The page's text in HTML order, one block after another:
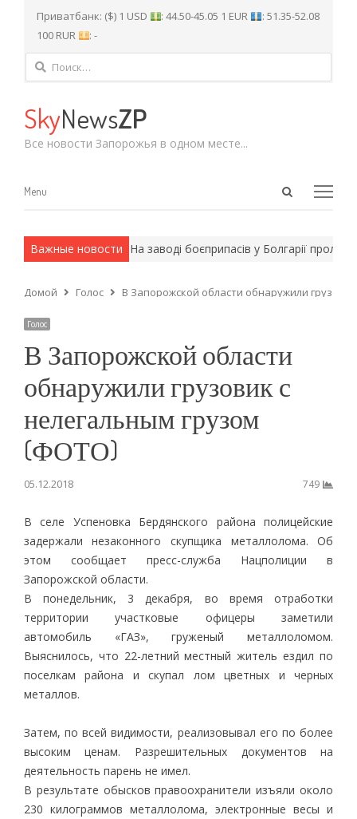
Приватбанк: ($) 1 USD : 44.50-45.05 1 EUR
: 51.35-52.08
100 RUR
: -
Найти:
SkyNewsZP
Все новости Запорожья в одном месте...
Open
Menu
Menu
Важные новости
методы. На заводі боєприпасів у Болгарії
Домой Голос В Запорожской области обнаружили
Голос
В Запорожской области
обнаружили грузовик с
нелегальным грузом
(ФОТО)
05.12.2018 749
В селе Успеновка Бердянского района полицейские
задержали незаконного скупщика металлолома. Об
этом сообщает пресс-служба Нацполиции в
Запорожской области.
В понедельник, 3 декабря, во время отработки
территории участковые офицеры заметили
автомобиль «ГАЗ», груженый металлоломом.
Выяснилось, что 22-летний местный житель ездил по
поселкам района и скупал лом цветных и черных
металлов.
Затем, по всей видимости, реализовывал его по более
высоким ценам. Разрешительных документов на
деятельность парень не имел.
В результате обысков правоохранители изъяли около
230 килограммов металлолома, электронные весы и